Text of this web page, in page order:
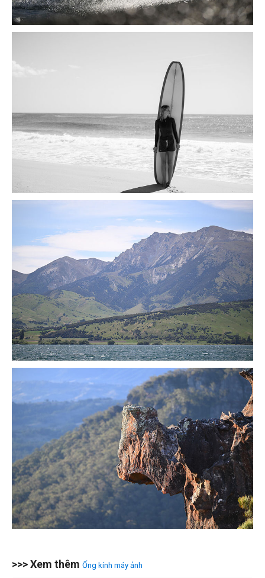
>>> Xem thêm Ống kính máy ảnh